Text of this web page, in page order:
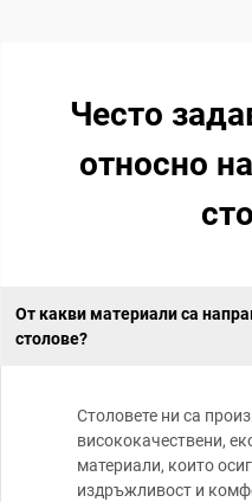
Често
относно
От какви материали са
столове?
Столовете ни са
висококачествени,
материали, които
издръжливост и